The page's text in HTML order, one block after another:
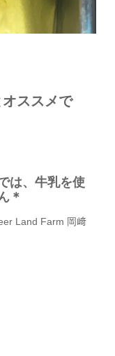
ススメで
は、牛乳を使
＊
Land Farm 岡﨑